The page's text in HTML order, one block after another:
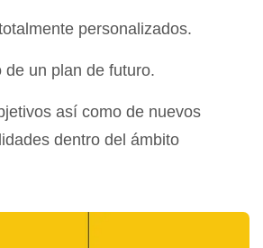
personalizados.
de un plan de futuro.
así como de nuevos
dentro del ámbito